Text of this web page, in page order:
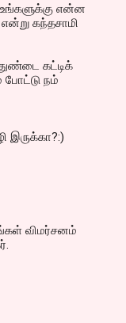
என்ன
கந்தசாமி
துண்டை கட்டிக்
நம்
இருக்கா?:)
விமர்சனம்